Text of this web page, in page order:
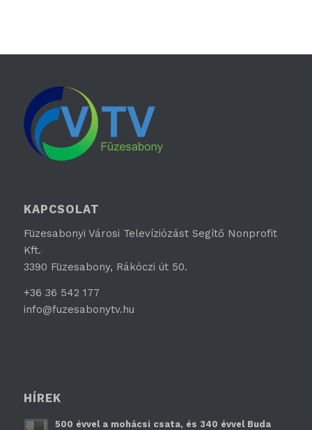
KAPCSOLAT
Füzesabonyi Városi Televíziózást Segítő Nonprofit
Kft.
3390 Füzesabony, Rákóczi út 50.
+36 36 542 177
info@fuzesabonytv.hu
HÍREK
500 évvel a mohácsi csata, és 340 évvel Buda